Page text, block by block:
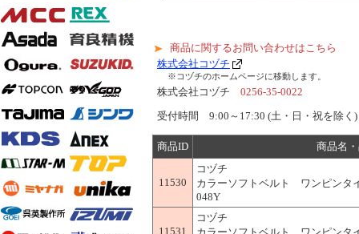
商品に関するお問い合わせはこちら
株式会社コヅチ
※コヅチのホームページに移動します。
株式会社コヅチ 0256-35-0022
受付時間 9:00～17:30 (土・日・祝を除く)
商品ID 商品名
11530
コヅチ
カラーソフトベルト ワンピン
048Y
11531
コヅチ